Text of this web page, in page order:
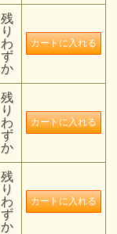
残
り
わ
ず
か
残
り
わ
ず
か
残
り
わ
ず
か